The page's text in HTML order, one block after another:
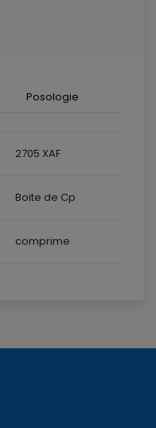
Posologie
2705 XAF
Boite de Cp
comprime